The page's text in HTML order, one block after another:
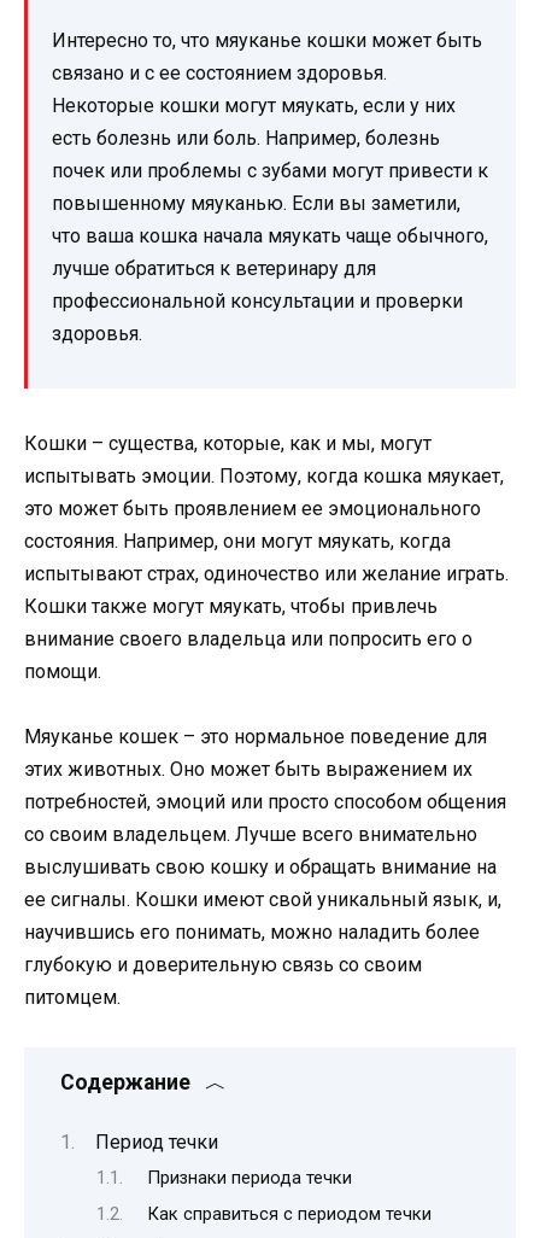
Интересно то, что мяуканье кошки может быть
связано и с ее состоянием здоровья.
Некоторые кошки могут мяукать, если у них
есть болезнь или боль. Например, болезнь
почек или проблемы с зубами могут привести к
повышенному мяуканью. Если вы заметили,
что ваша кошка начала мяукать чаще обычного,
лучше обратиться к ветеринару для
профессиональной консультации и проверки
здоровья.
Кошки – существа, которые, как и мы, могут
испытывать эмоции. Поэтому, когда кошка мяукает,
это может быть проявлением ее эмоционального
состояния. Например, они могут мяукать, когда
испытывают страх, одиночество или желание играть.
Кошки также могут мяукать, чтобы привлечь
внимание своего владельца или попросить его о
помощи.
Мяуканье кошек – это нормальное поведение для
этих животных. Оно может быть выражением их
потребностей, эмоций или просто способом общения
со своим владельцем. Лучше всего внимательно
выслушивать свою кошку и обращать внимание на
ее сигналы. Кошки имеют свой уникальный язык, и,
научившись его понимать, можно наладить более
глубокую и доверительную связь со своим
питомцем.
Содержание
Период течки
Признаки периода течки
Как справиться с периодом течки